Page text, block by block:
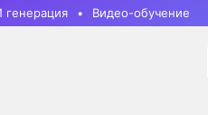
генерация Видео-обучение